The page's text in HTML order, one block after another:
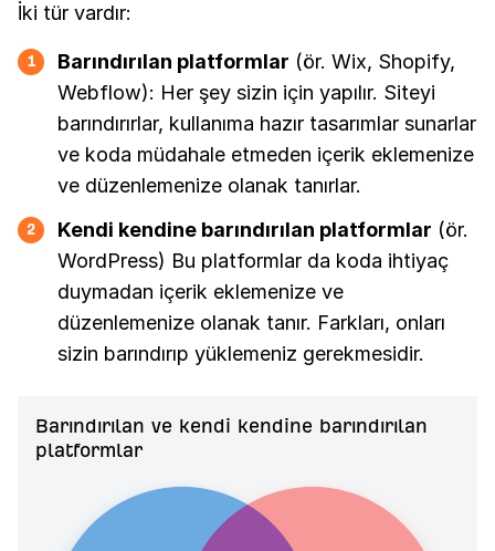
İki tür vardır:
1 Barındırılan platformlar (ör. Wix, Shopify,
Webflow): Her şey sizin için yapılır. Siteyi
barındırırlar, kullanıma hazır tasarımlar sunarlar
ve koda müdahale etmeden içerik eklemenize
ve düzenlemenize olanak tanırlar.
2 Kendi kendine barındırılan platformlar (ör.
WordPress) Bu platformlar da koda ihtiyaç
duymadan içerik eklemenize ve
düzenlemenize olanak tanır. Farkları, onları
sizin barındırıp yüklemeniz gerekmesidir.
Barındırılan ve kendi kendine barındırılan
platformlar